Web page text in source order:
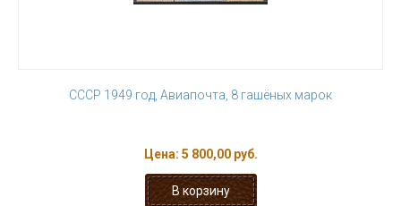
СССР 1949 год, Авиапочта, 8 гашёных марок
Цена: 5 800,00 руб.